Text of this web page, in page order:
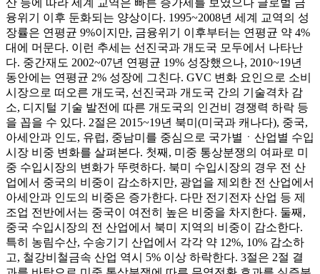
산 등에 따라 세계 교역은 빠른 증가세를 보였으나 글로벌 금
융위기 이후 둔화되는 양상이다. 1995~2008년 세계 교역의 성
장률은 연평균 9%이지만, 금융위기 이후부터는 연평균 약 4%
대에 머문다. 이런 추세는 선진국과 개도국 모두에서 나타난
다. 중간재도 2002~07년 연평균 19% 성장했으나, 2010~19년
동안에는 연평균 2% 성장에 그친다. GVC 변화 요인으로 소비
시장으로 떠오른 개도국, 선진국과 개도국 간의 기술격차 감
소, 디지털 기술 발전에 따른 개도국의 인건비 경쟁력 하락 등
을 꼽을 수 있다. 2절은 2015~19년 북미(미국과 캐나다), 중국,
아세안과 인도, 유럽, 중남미를 중심으로 국가별ㆍ산업별 수입
시장 비중 변화를 살펴본다. 첫째, 미중 통상분쟁의 여파로 미
중 수입시장의 변화가 뚜렷하다. 북미 수입시장의 경우 전 산
업에서 중국의 비중이 감소하지만, 광업을 제외한 전 산업에서
아세안과 인도의 비중은 증가한다. 다만 전기전자 산업 등 제
조업 전반에서는 중국이 여전히 높은 비중을 차지한다. 둘째,
중국 수입시장의 전 산업에서 북미 지역의 비중이 감소한다.
특히 농림수산, 수송기기 산업에서 각각 약 12%, 10% 감소하
고, 철강비철금속 산업 역시 5% 이상 하락한다. 3절은 2절 결